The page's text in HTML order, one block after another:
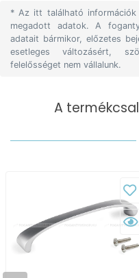
* Az itt található
megadott adatok. A
adatait bármikor, előzetes
esetleges változásért,
felelősséget nem vállalunk.
A